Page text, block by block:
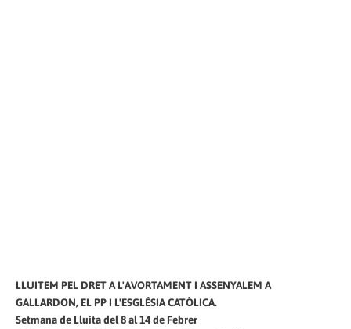
LLUITEM PEL DRET A L'AVORTAMENT I ASSENYALEM A
GALLARDON, EL PP I L'ESGLÉSIA CATÒLICA.
Setmana de Lluita del 8 al 14 de Febrer